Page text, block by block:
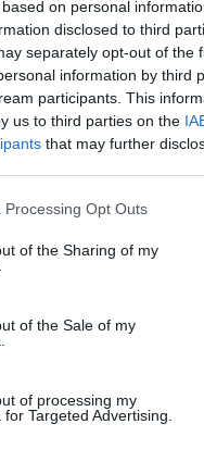
on personal
disclosed to third
separately opt-out of the
information by third
participants. This
us to third parties on the
that may further
website/app uses one or
or usage behaviour. You
to Google and its third-
specified purposes in
Processing Opt Outs
of the Sharing of my
of the Sale of my
of processing my
Targeted Advertising.
Omicidio Bologna
Gottardi
Pasquale
le tue
356 7512
in tempo reale?
nel canale